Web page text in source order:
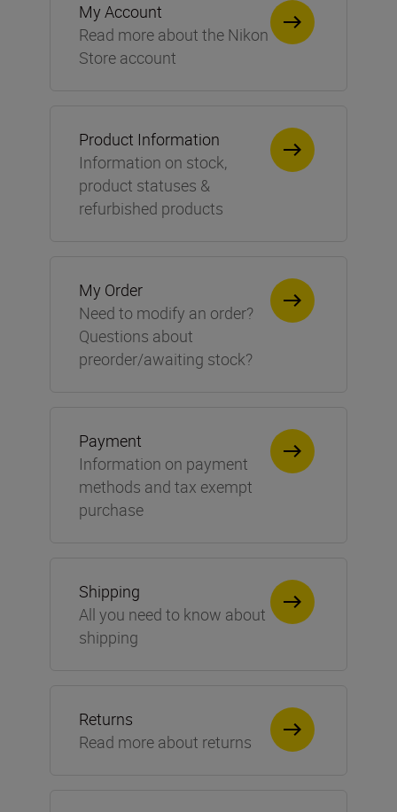
My Account
Read more about the Nikon
Store account
Product Information
Information on stock,
product statuses &
refurbished products
My Order
Need to modify an order?
Questions about
preorder/awaiting stock?
Payment
Information on payment
methods and tax exempt
purchase
Shipping
All you need to know about
shipping
Returns
Read more about returns